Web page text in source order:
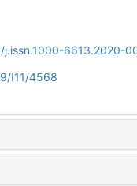
6613.2020-
I11/4568